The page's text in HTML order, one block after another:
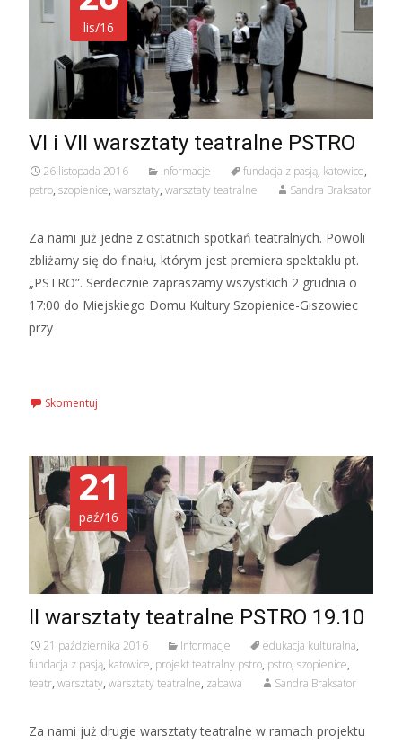
lis/16
VI i VII warsztaty teatralne PSTRO
26 listopada 2016 Informacje fundacja z pasją, katowice,
pstro, szopienice, warsztaty, warsztaty teatralne Sandra Braksator
Za nami już jedne z ostatnich spotkań teatralnych. Powoli
zbliżamy się do finału, którym jest premiera spektaklu pt.
„PSTRO”. Serdecznie zapraszamy wszystkich 2 grudnia o
17:00 do Miejskiego Domu Kultury Szopienice-Giszowiec
przy
Skomentuj
21
paź/16
II warsztaty teatralne PSTRO 19.10
21 października 2016 Informacje edukacja kulturalna,
fundacja z pasją, katowice, projekt teatralny pstro, pstro, szopienice,
teatr, warsztaty, warsztaty teatralne, zabawa Sandra Braksator
Za nami już drugie warsztaty teatralne w ramach projektu